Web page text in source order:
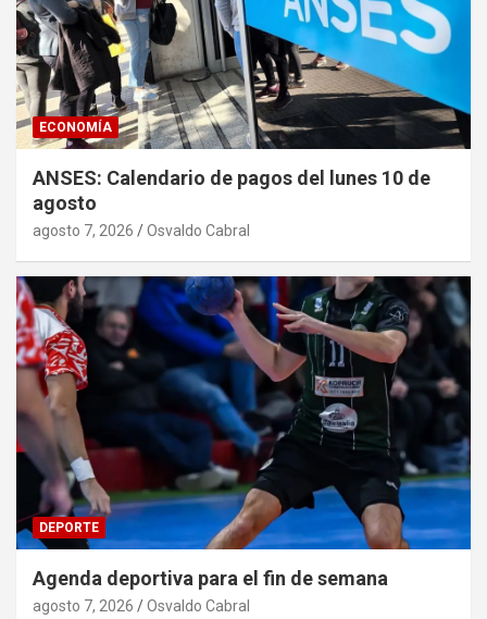
ECONOMÍA
ANSES: Calendario de pagos del lunes 10 de
agosto
agosto 7, 2026 Osvaldo Cabral
DEPORTE
Agenda deportiva para el fin de semana
agosto 7, 2026 Osvaldo Cabral